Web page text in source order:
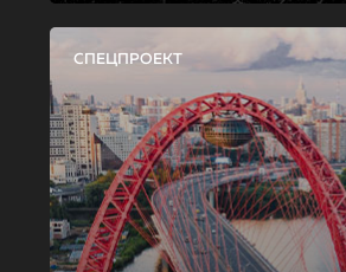
СПЕЦПРОЕКТ